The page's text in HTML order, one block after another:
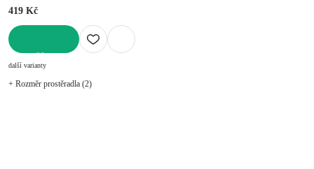
419 Kč
další varianty
+ Rozměr prostěradla (2)